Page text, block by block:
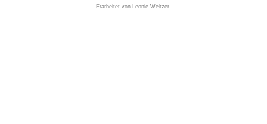
Erarbeitet von Leonie Weltzer.